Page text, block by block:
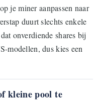
je miner aanpassen naar
duurt slechts enkele
onverdiende shares bij
modellen, dus kies een
kleine pool te